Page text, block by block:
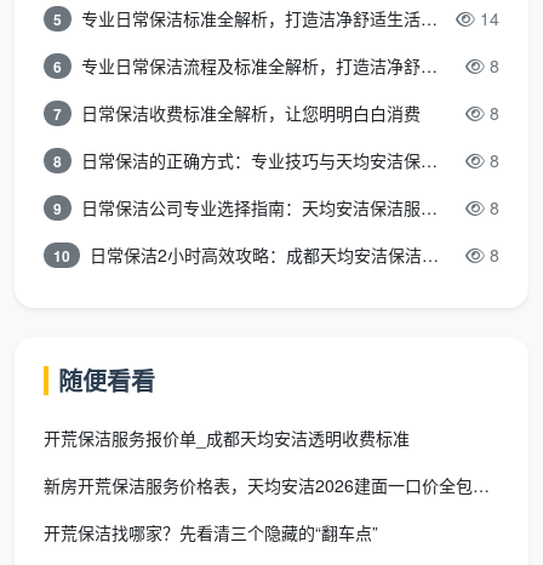
的试金石。天均安洁的督导会在服务结束后，带着客户
逐一验收，任何浮尘返工。这种颗粒度，让“成都开荒保
新房开荒保洁上门服务，你还应该注意这
效果翻倍：
撤走贵重小件
材等，便于团队调配专用养护型清洁方案。
5 专业日常保洁标准全解析，打造洁净舒适生活空间 14
6 专业日常保洁流程及标准全解析，打造洁净舒适环境 8
7 日常保洁收费标准全解析，让您明明白白消费 8
8 日常保洁的正确方式：专业技巧与天均安洁保洁服务全解析 8
9 日常保洁公司专业选择指南：天均安洁保洁服务全解析 8
10 日常保洁2小时高效攻略：成都天均安洁保洁专业时间管理方案 8
随便看看
开荒保洁服务报价单_成都天均安洁透明收费标准
新房开荒保洁服务价格表，天均安洁2026建面一口价全包透明价
开荒保洁找哪家？先看清三个隐藏的“翻车点”